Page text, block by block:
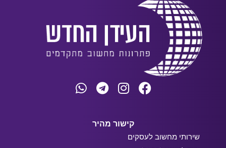
קישור מהיר
שירותי מחשוב לעסקים